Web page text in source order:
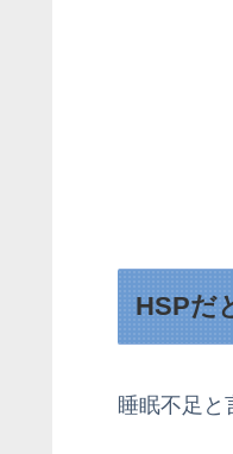
HSPだ
睡眠不足と